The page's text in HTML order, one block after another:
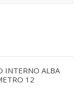
INTERNO ALBA
12